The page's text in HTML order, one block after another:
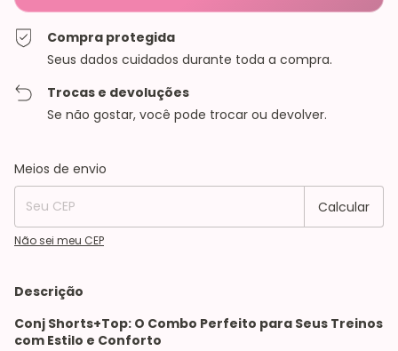
Compra protegida
Seus dados cuidados durante toda a compra.
Trocas e devoluções
Se não gostar, você pode trocar ou devolver.
Entregas para o CEP:
Meios de envio
Calcular
Não sei meu CEP
Descrição
Conj Shorts+Top: O Combo Perfeito para Seus Treinos
com Estilo e Conforto